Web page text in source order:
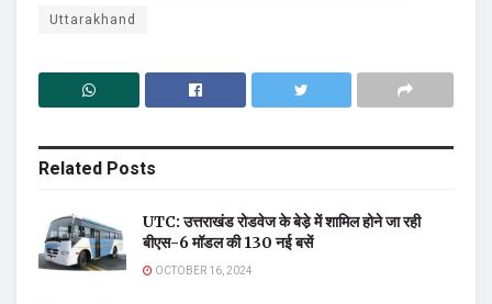
Uttarakhand
Related Posts
UTC: उत्तराखंड रोडवेज के बेडे़ में शामिल होने जा रही
बीएस-6 मॉडल की 130 नई बसें
OCTOBER 16, 2024